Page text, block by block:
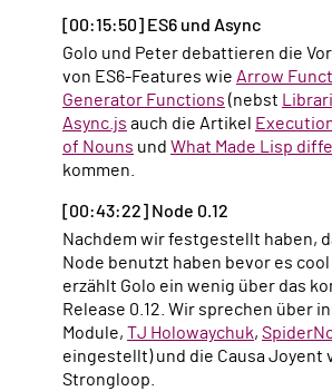
[00:15:50] ES6 und Async
Golo und Peter debattieren die Vor- und Nachteile
von ES6-Features wie Arrow
Generator Functions (nebst
Async.js auch die Artikel
of Nouns und What Made Lisp
kommen.
[00:43:22] Node 0.12
Nachdem wir festgestellt haben, dass wir alle schon
Node benutzt haben bevor es cool
erzählt Golo ein wenig über das
Release 0.12. Wir sprechen über
Module, TJ Holowaychuk,
eingestellt) und die Causa Joyent
Strongloop.